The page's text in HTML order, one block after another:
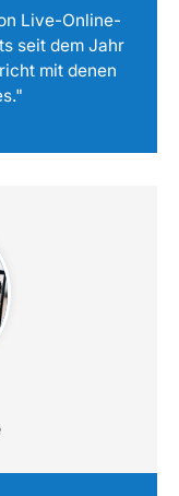
Live-Online-
seit dem Jahr
mit denen